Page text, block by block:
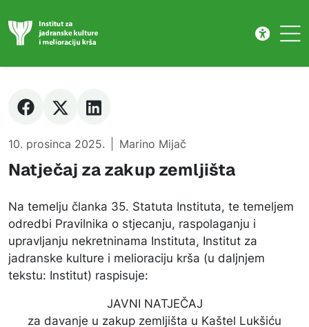
10. prosinca 2025. Marino Mijač
Natječaj za zakup zemljišta
Na temelju članka 35. Statuta Instituta, te temeljem
odredbi Pravilnika o stjecanju, raspolaganju i
upravljanju nekretninama Instituta, Institut za
jadranske kulture i melioraciju krša (u daljnjem
tekstu: Institut) raspisuje:
JAVNI NATJEČAJ
za davanje u zakup zemljišta u Kaštel Lukšiću